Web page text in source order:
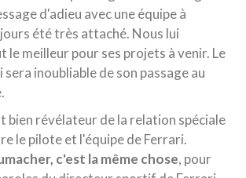
d'adieu avec une équipe à
été très attaché. Nous lui
le meilleur pour ses projets à venir. Le
inoubliable de son passage au
bien révélateur de la relation spéciale
le pilote et l'équipe de Ferrari.
c'est la même chose, pour